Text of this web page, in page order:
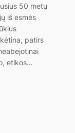
50 metų
iš esmės
patirs
etikos…